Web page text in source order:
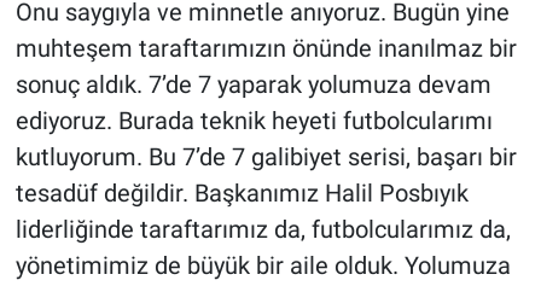
Onu saygıyla ve minnetle anıyoruz. Bugün yine
muhteşem taraftarımızın önünde inanılmaz bir
sonuç aldık. 7’de 7 yaparak yolumuza devam
ediyoruz. Burada teknik heyeti futbolcularımı
kutluyorum. Bu 7’de 7 galibiyet serisi, başarı bir
tesadüf değildir. Başkanımız Halil Posbıyık
liderliğinde taraftarımız da, futbolcularımız da,
yönetimimiz de büyük bir aile olduk. Yolumuza